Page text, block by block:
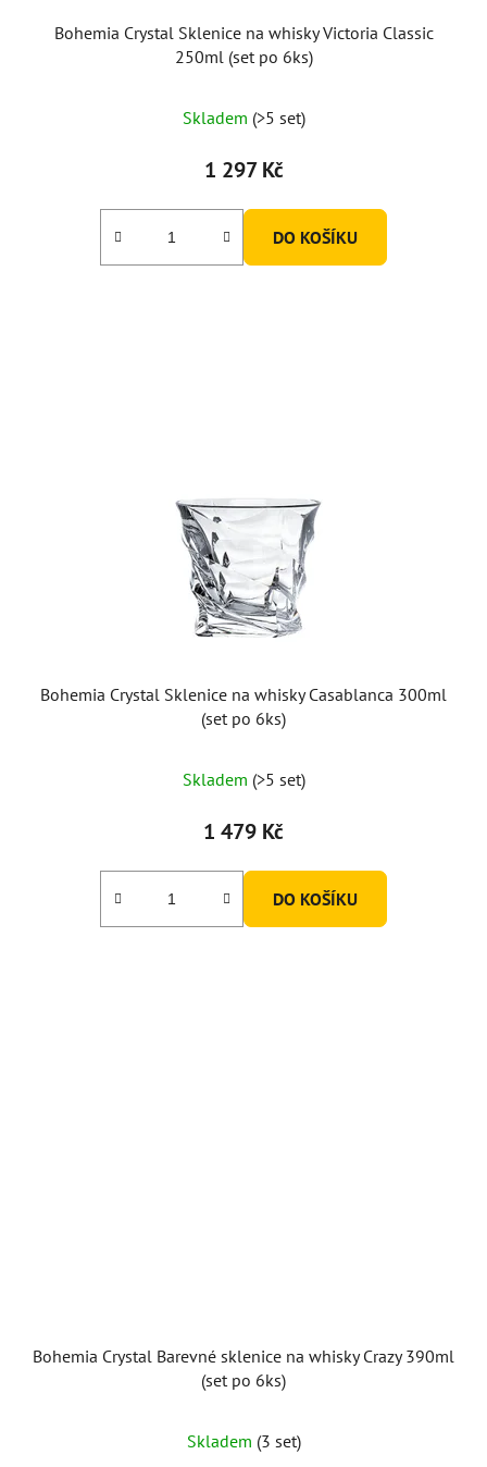
Bohemia Crystal Sklenice na whisky Victoria Classic
250ml (set po 6ks)
hodnocení
produktu
5,0
Skladem (>5 set)
1 297 Kč
DO KOŠÍKU
Bohemia Crystal Sklenice na whisky Casablanca 300ml
(set po 6ks)
Skladem (>5 set)
1 479 Kč
DO KOŠÍKU
Bohemia Crystal Barevné sklenice na whisky Crazy 390ml
(set po 6ks)
hodnocení
Skladem (3 set)